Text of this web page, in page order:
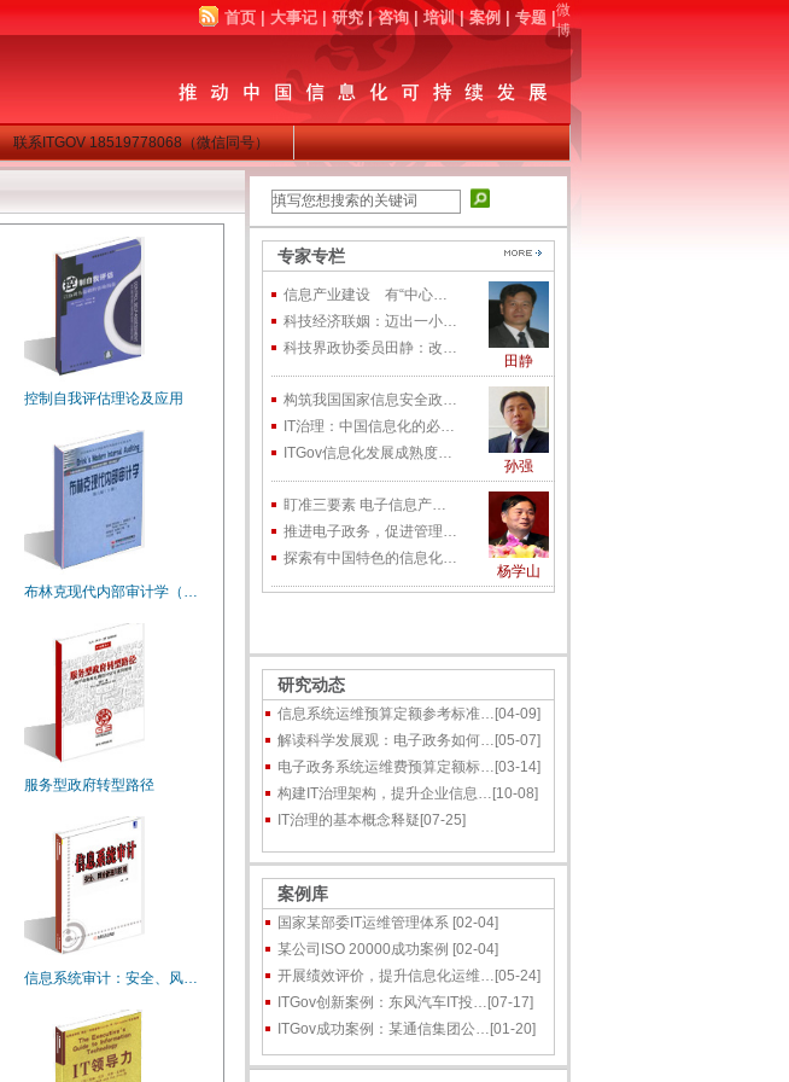
首页 大事记 研究 |咨询|培训|案例 专题 微
博
联系ITGOV 18519778068（微信同号）
控制自我评估理论及应用
布林克现代内部审计学（…
服务型政府转型路径
信息系统审计：安全、风…
专家专栏
信息产业建设 有“中心…
科技经济联姻：迈出一小…
科技界政协委员田静：改…
田静
构筑我国国家信息安全政…
IT治理：中国信息化的必…
ITGov信息化发展成熟度…
孙强
盯准三要素 电子信息产…
推进电子政务，促进管理…
探索有中国特色的信息化…
杨学山
研究动态
信息系统运维预算定额参考标准… [04-09]
解读科学发展观：电子政务如何… [05-07]
电子政务系统运维费预算定额标… [03-14]
构建IT治理架构，提升企业信息… [10-08]
IT治理的基本概念释疑 [07-25]
案例库
国家某部委IT运维管理体系 [02-04]
某公司ISO 20000成功案例 [02-04]
开展绩效评价，提升信息化运维… [05-24]
ITGov创新案例：东风汽车IT投… [07-17]
ITGov成功案例：某通信集团公… [01-20]